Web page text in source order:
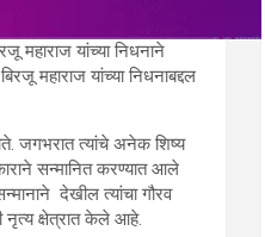
महाराज यांच्या निधनाने
महाराज यांच्या निधनाबद्दल
जगभरात त्यांचे अनेक शिष्य
सन्मानित करण्यात आले
देखील त्यांचा गौरव
नृत्य क्षेत्रात केले आहे.